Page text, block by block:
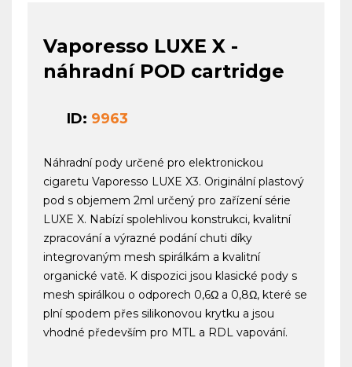
Vaporesso LUXE X -
náhradní POD cartridge
ID: 9963
Náhradní pody určené pro elektronickou
cigaretu Vaporesso LUXE X3. Originální plastový
pod s objemem 2ml určený pro zařízení série
LUXE X. Nabízí spolehlivou konstrukci, kvalitní
zpracování a výrazné podání chuti díky
integrovaným mesh spirálkám a kvalitní
organické vatě. K dispozici jsou klasické pody s
mesh spirálkou o odporech 0,6Ω a 0,8Ω, které se
plní spodem přes silikonovou krytku a jsou
vhodné především pro MTL a RDL vapování.